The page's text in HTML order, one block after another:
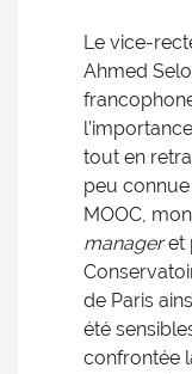
Le vice-
Ahmed
tout en
peu connue
MOOC,
manageret
de Paris
été
confrontée